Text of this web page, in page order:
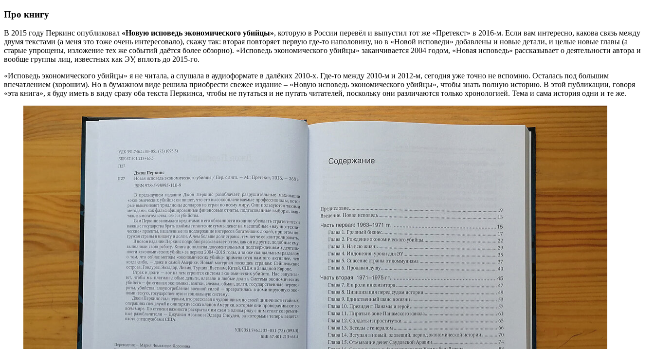
Про книгу
В 2015 году Перкинс опубликовал «Новую исповедь экономического убийцы», которую в России перевёл и выпустил тот же «Претекст» в 2016-м. Если вам интересно, какова связь между
двумя текстами (а меня это тоже очень интересовало), скажу так: вторая повторяет первую где-то наполовину, но в «Новой исповеди» добавлены и новые детали, и целые новые главы (а
старые упрощены, изложение тех же событий даётся более обзорно). «Исповедь экономического убийцы» заканчивается 2004 годом, «Новая исповедь» рассказывает о деятельности автора и
вообще группы лиц, известных как ЭУ, вплоть до 2015-го.
«Исповедь экономического убийцы» я не читала, а слушала в аудиоформате в далёких 2010-х. Где-то между 2010-м и 2012-м, сегодня уже точно не вспомню. Осталась под большим
впечатлением (хорошим). Но в бумажном виде решила приобрести свежее издание – «Новую исповедь экономического убийцы», чтобы знать полную историю. В этой публикации, говоря
«эта книга», я буду иметь в виду сразу оба текста Перкинса, чтобы не путаться и не путать читателей, поскольку они различаются только хронологией. Тема и сама история одни и те же.